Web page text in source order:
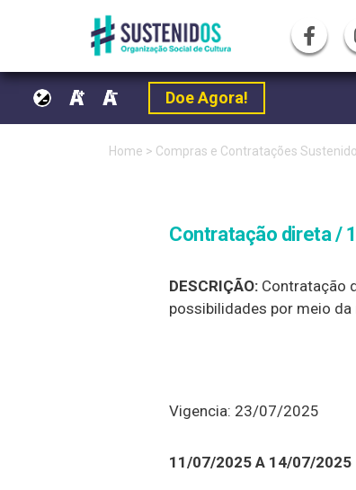
Doe Agora!
Home > Compras e Contratações
Contratação direta /
DESCRIÇÃO: Contratação
possibilidades por meio
Vigencia: 23/07/2025
11/07/2025 A 14/07/2025